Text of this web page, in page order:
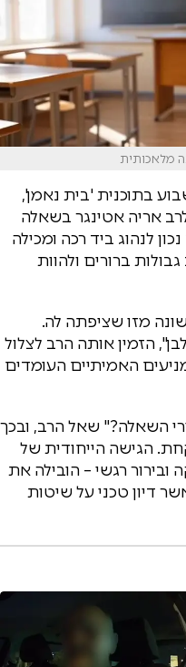
מלאכותית
בתוכנית 'בית נאמן',
אריה אטינגר בשאלה
לנהוג ביד רכה ומכילה
ברורים ולהוות
מזו שציפתה לה.
הזמין אותה הרב לצלול
האמיתיים העומדים
השאלה?" שאל הרב, ובכך
הגישה הייחודית של
רגשי – הובילה את
דיון טכני על שיטות